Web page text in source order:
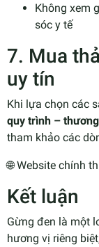
Không xem
sóc y tế
7. Mua
uy tín
Khi lựa chọn các
quy trình –
tham khảo các
🌐 Website chính
Kết luận
Gừng đen là một
hương vị riêng